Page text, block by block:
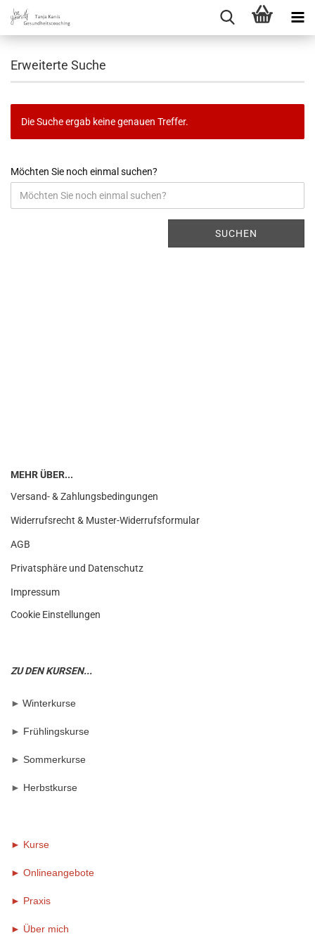
Erweiterte Suche
Die Suche ergab keine genauen Treffer.
Möchten Sie noch einmal suchen?
SUCHEN
MEHR ÜBER...
Versand- & Zahlungsbedingungen
Widerrufsrecht & Muster-Widerrufsformular
AGB
Privatsphäre und Datenschutz
Impressum
Cookie Einstellungen
ZU DEN KURSEN...
► Winterkurse
► Frühlingskurse
► Sommerkurse
► Herbstkurse
► Kurse
► Onlineangebote
► Praxis
► Über mich